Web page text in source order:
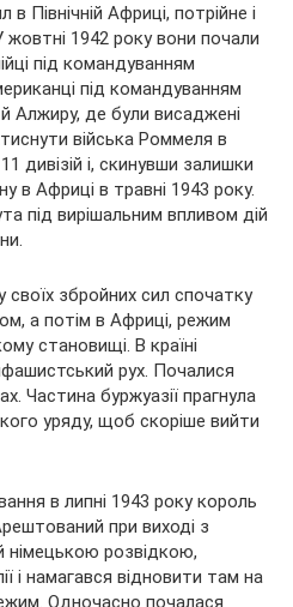
в Північній Африці, потрійне і
жовтні 1942 року вони почали
під командуванням
під командуванням
Алжиру, де були висаджені
війська Роммеля в
дивізій і, скинувши залишки
в Африці в травні 1943 року.
під вирішальним впливом дій
збройних сил спочатку
а потім в Африці, режим
становищі. В країні
рух. Почалися
Частина буржуазії прагнула
уряду, щоб скоріше вийти
в липні 1943 року король
при виході з
німецькою розвідкою,
і намагався відновити там на
Одночасно почалася